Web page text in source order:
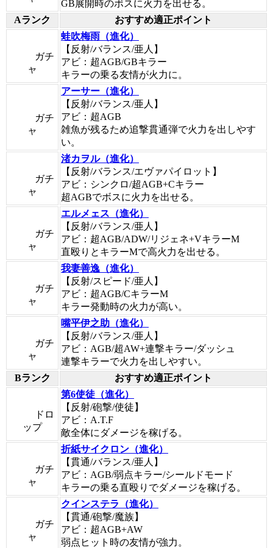
GB展開時のボスに火力を出せる。
Aランク
おすすめ適正ポイント
ガチ
ャ
蛙吹梅雨（進化）
【反射/バランス/亜人】
アビ：超AGB/GBキラー
キラーの乗る友情が火力に。
ガチ
ャ
アーサー（進化）
【反射/バランス/亜人】
アビ：超AGB
雑魚が残るため追撃貫通弾で火力を出しやす
い。
ガチ
ャ
渚カヲル（進化）
【反射/バランス/エヴァパイロット】
アビ：シンクロ/超AGB+Cキラー
超AGBでボスに火力を出せる。
ガチ
ャ
エルメェス（進化）
【反射/バランス/亜人】
アビ：超AGB/ADW/リジェネ+VキラーM
直殴りとキラーMで高火力を出せる。
ガチ
ャ
我妻善逸（進化）
【反射/スピード/亜人】
アビ：超AGB/CキラーM
キラー発動時の火力が高い。
ガチ
ャ
嘴平伊之助（進化）
【反射/バランス/亜人】
アビ：AGB/超AW+連撃キラー/ダッシュ
連撃キラーで火力を出しやすい。
Bランク
おすすめ適正ポイント
ドロ
ップ
第6使徒（進化）
【反射/砲撃/使徒】
アビ：A.T.F
敵全体にダメージを稼げる。
ガチ
ャ
折紙サイクロン（進化）
【貫通/バランス/亜人】
アビ：AGB/弱点キラー/シールドモード
キラーの乗る直殴りでダメージを稼げる。
ガチ
ャ
クインステラ（進化）
【貫通/砲撃/魔族】
アビ：超AGB+AW
弱点ヒット時の友情が強力。